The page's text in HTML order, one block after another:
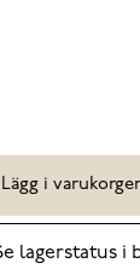
Lägg i
lagerstatus i